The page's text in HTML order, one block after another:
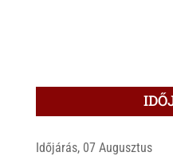
Időjárás, 07 Augusztus